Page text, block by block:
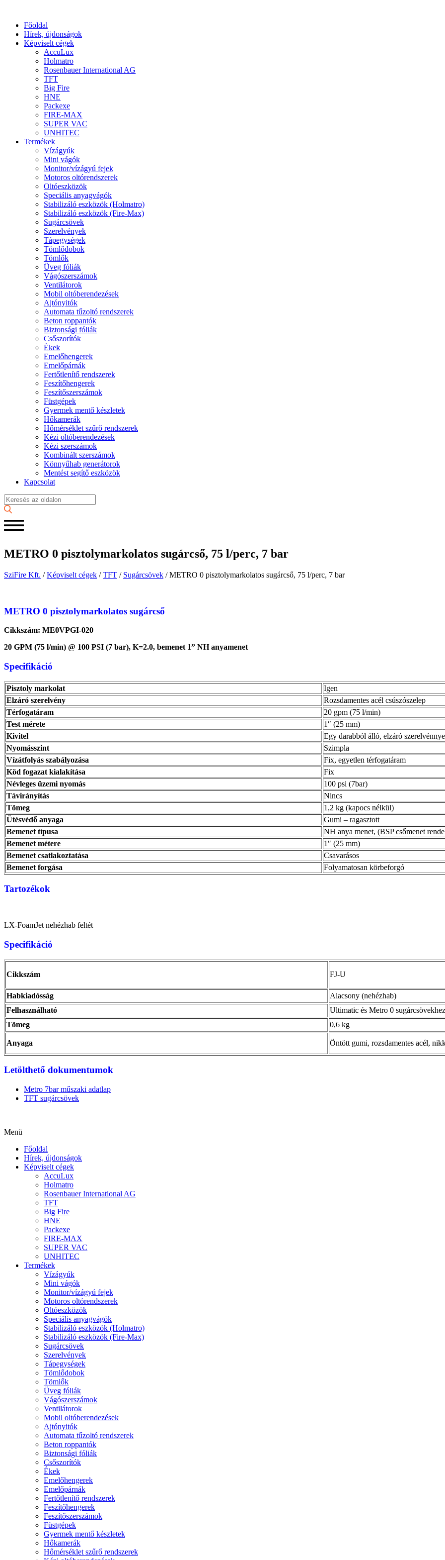
Főoldal
Hírek, újdonságok
Képviselt cégek
AccuLux
Holmatro
Rosenbauer International AG
TFT
Big Fire
HNE
Packexe
FIRE-MAX
SUPER VAC
UNHITEC
Termékek
Vízágyúk
Mini vágók
Monitor/vízágyú fejek
Motoros oltórendszerek
Oltóeszközök
Speciális anyagvágók
Stabilizáló eszközök (Holmatro)
Stabilizáló eszközök (Fire-Max)
Sugárcsövek
Szerelvények
Tápegységek
Tömlődobok
Tömlők
Üveg fóliák
Vágószerszámok
Ventilátorok
Mobil oltóberendezések
Ajtónyitók
Automata tűzoltó rendszerek
Beton roppantók
Biztonsági fóliák
Csőszorítók
Ékek
Emelőhengerek
Emelőpárnák
Fertőtlenítő rendszerek
Feszítőhengerek
Feszítőszerszámok
Füstgépek
Gyermek mentő készletek
Hőkamerák
Hőmérséklet szűrő rendszerek
Kézi oltóberendezések
Kézi szerszámok
Kombinált szerszámok
Könnyűhab generátorok
Mentést segítő eszközök
Kapcsolat
METRO 0 pisztolymarkolatos sugárcső, 75 l/perc, 7 bar
SziFire Kft. /Képviselt cégek /TFT / Sugárcsövek /METRO 0 pisztolymarkolatos sugárcső, 75 l/perc, 7 bar
METRO 0 pisztolymarkolatos sugárcső
Cikkszám: ME0VPGI-020
20 GPM (75 l/min) @ 100 PSI (7 bar), K=2.0, bemenet 1” NH anyamenet
Specifikáció
Pisztoly markolat
Igen
Elzáró szerelvény
Rozsdamentes acél csúszószelep
Térfogatáram
20 gpm (75 l/min)
Test mérete
1″ (25 mm)
Kivitel
Egy darabból álló, elzáró
Nyomásszint
Szimpla
Vízátfolyás szabályozása
Fix, egyetlen térfogatáram
Köd fogazat kialakítása
Fix
Névleges üzemi nyomás
100 psi (7bar)
Távirányítás
Nincs
Tömeg
1,2 kg (kapocs nélkül)
Ütésvédő anyaga
Gumi – ragasztott
Bemenet típusa
NH anya menet, (BSP csőmenet
Bemenet métere
1″ (25 mm)
Bemenet csatlakoztatása
Csavarásos
Bemenet forgása
Folyamatosan körbeforgó
Tartozékok
LX-FoamJet nehézhab feltét
Specifikáció
Cikkszám FJ-U
Habkiadósság
Alacsony (nehézhab)
Felhasználható
Ultimatic és Metro 0 sugárcsövekhez
Tömeg
0,6 kg
Anyaga Öntött gumi, rozsdamentes acél,
Letölthető dokumentumok
Metro 7bar műszaki adatlap
TFT sugárcsövek
Menü
Főoldal
Hírek, újdonságok
Képviselt cégek
AccuLux
Holmatro
Rosenbauer International AG
TFT
Big Fire
HNE
Packexe
FIRE-MAX
SUPER VAC
UNHITEC
Termékek
Vízágyúk
Mini vágók
Monitor/vízágyú fejek
Motoros oltórendszerek
Oltóeszközök
Speciális anyagvágók
Stabilizáló eszközök (Holmatro)
Stabilizáló eszközök (Fire-Max)
Sugárcsövek
Szerelvények
Tápegységek
Tömlődobok
Tömlők
Üveg fóliák
Vágószerszámok
Ventilátorok
Mobil oltóberendezések
Ajtónyitók
Automata tűzoltó rendszerek
Beton roppantók
Biztonsági fóliák
Csőszorítók
Ékek
Emelőhengerek
Emelőpárnák
Fertőtlenítő rendszerek
Feszítőhengerek
Feszítőszerszámok
Füstgépek
Gyermek mentő készletek
Hőkamerák
Hőmérséklet szűrő rendszerek